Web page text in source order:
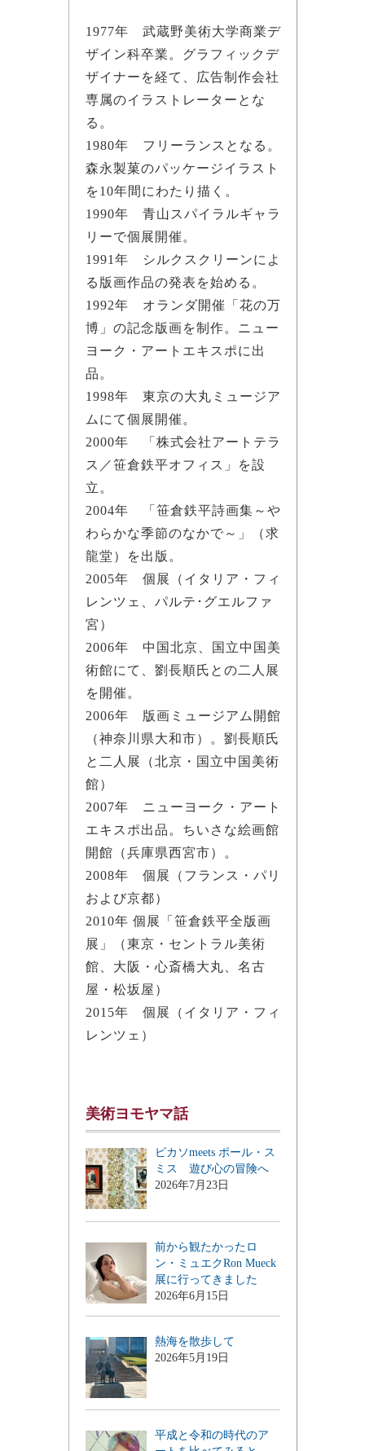
1977年 武蔵野美術大学商業デ
ザイン科卒業。グラフィックデ
ザイナーを経て、広告制作会社
専属のイラストレーターとな
る。
1980年 フリーランスとなる。
森永製菓のパッケージイラスト
を10年間にわたり描く。
1990年 青山スパイラルギャラ
リーで個展開催。
1991年 シルクスクリーンによ
る版画作品の発表を始める。
1992年 オランダ開催「花の万
博」の記念版画を制作。ニュー
ヨーク・アートエキスポに出
品。
1998年 東京の大丸ミュージア
ムにて個展開催。
2000年 「株式会社アートテラ
ス／笹倉鉄平オフィス」を設
立。
2004年 「笹倉鉄平詩画集～や
わらかな季節のなかで～」（求
龍堂）を出版。
2005年 個展（イタリア・フィ
レンツェ、パルテ･グエルファ
宮）
2006年 中国北京、国立中国美
術館にて、劉長順氏との二人展
を開催。
2006年 版画ミュージアム開館
（神奈川県大和市）。劉長順氏
と二人展（北京・国立中国美術
館）
2007年 ニューヨーク・アート
エキスポ出品。ちいさな絵画館
開館（兵庫県西宮市）。
2008年 個展（フランス・パリ
および京都）
2010年 個展「笹倉鉄平全版画
展」（東京・セントラル美術
館、大阪・心斎橋大丸、名古
屋・松坂屋）
2015年 個展（イタリア・フィ
レンツェ）
美術ヨモヤマ話
ピカソmeets ポール・ス
ミス 遊び心の冒険へ
2026年7月23日
前から観たかったロ
ン・ミュエクRon Mueck
展に行ってきました
2026年6月15日
熱海を散歩して
2026年5月19日
平成と令和の時代のア